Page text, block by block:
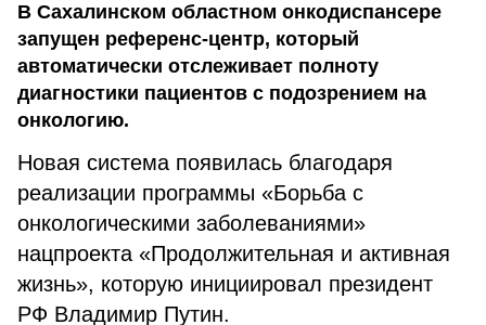
В Сахалинском областном онкодиспансере
запущен референс-центр, который
автоматически отслеживает полноту
диагностики пациентов с подозрением на
онкологию.
Новая система появилась благодаря
реализации программы «Борьба с
онкологическими заболеваниями»
нацпроекта «Продолжительная и активная
жизнь», которую инициировал президент
РФ Владимир Путин.